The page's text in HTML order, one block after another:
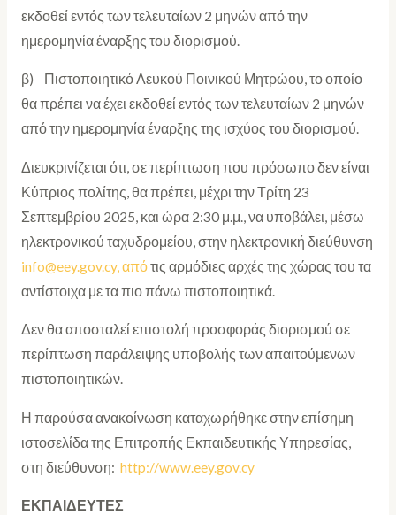
εκδοθεί εντός των τελευταίων 2 μηνών από την
ημερομηνία έναρξης του διορισμού.
β) Πιστοποιητικό Λευκού Ποινικού Μητρώου, το οποίο
θα πρέπει να έχει εκδοθεί εντός των τελευταίων 2 μηνών
από την ημερομηνία έναρξης της ισχύος του διορισμού.
Διευκρινίζεται ότι, σε περίπτωση που πρόσωπο δεν είναι
Κύπριος πολίτης, θα πρέπει, μέχρι την Τρίτη 23
Σεπτεμβρίου 2025, και ώρα 2:30 μ.μ., να υποβάλει, μέσω
ηλεκτρονικού ταχυδρομείου, στην ηλεκτρονική διεύθυνση
info@eey.gov.cy, απότις αρμόδιες αρχές της χώρας του τα
αντίστοιχα με τα πιο πάνω πιστοποιητικά.
Δεν θα αποσταλεί επιστολή προσφοράς διορισμού σε
περίπτωση παράλειψης υποβολής των απαιτούμενων
πιστοποιητικών.
Η παρούσα ανακοίνωση καταχωρήθηκε στην επίσημη
ιστοσελίδα της Επιτροπής Εκπαιδευτικής Υπηρεσίας,
στη διεύθυνση: http://www.eey.gov.cy
ΕΚΠΑΙΔΕΥΤΕΣ